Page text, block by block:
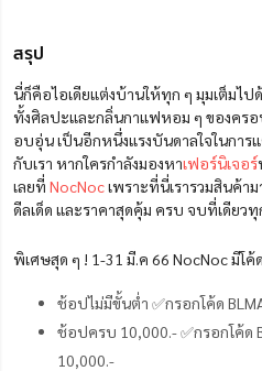
สรุป
นี่ก็คือไอเดียแต่งบ้านให้ทุก ๆ มุมเต็มไ
ทั้งศิลปะและกลิ่นกาแฟหอม ๆ ของคร
อบอุ่น เป็นอีกหนึ่งแรงบันดาลใจในกา
กับเรา หากใครกำลังมองหาเฟอร์นิเจอร์
เลยที่ NocNocเพราะที่นี่เรารวมสินค้
ดีลเด็ด และราคาสุดคุ้ม ครบ จบที่เดียวทุ
พิเศษสุด ๆ ! 1-31 มี.ค 66 NocNoc มีโค้
ช้อปไม่มีขั้นต่ำ ✅กรอกโค้ด
ช้อปครบ 10,000.- ✅กรอกโค้ด
10,000.-